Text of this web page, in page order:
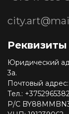
Реквизиты
Юридический
3а.
Почтовый адрес:
Тел.:
Р/С